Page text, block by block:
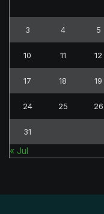
3 4 5
10 11 12
17 18 19
24 25 26
31
« Jul